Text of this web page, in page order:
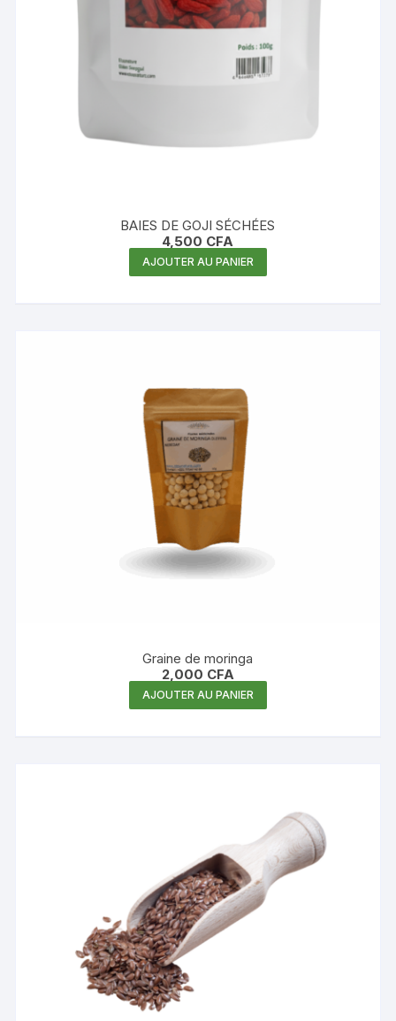
BAIES DE GOJI SÉCHÉES
4,500 CFA
AJOUTER AU PANIER
Graine de moringa
2,000 CFA
AJOUTER AU PANIER